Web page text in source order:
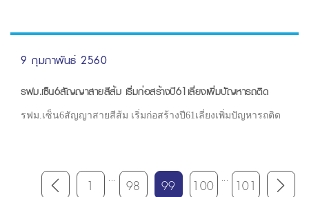
9 กุมภาพันธ์ 2560
รฟม.เซ็น6สัญญาสายสีส้ม เริ่มก่อสร้างปี61เลี่ยงเพิ่มปัญหารถติด
รฟม.เซ็น6สัญญาสายสีส้ม เริ่มก่อสร้างปี61เลี่ยงเพิ่มปัญหารถติด
1 ... 98 99 100 ... 101